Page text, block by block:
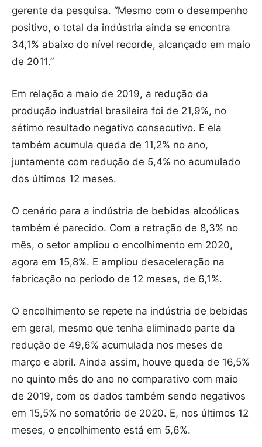
gerente da pesquisa. “Mesmo com o desempenho
positivo, o total da indústria ainda se encontra
34,1% abaixo do nível recorde, alcançado em maio
de 2011.”
Em relação a maio de 2019, a redução da
produção industrial brasileira foi de 21,9%, no
sétimo resultado negativo consecutivo. E ela
também acumula queda de 11,2% no ano,
juntamente com redução de 5,4% no acumulado
dos últimos 12 meses.
O cenário para a indústria de bebidas alcoólicas
também é parecido. Com a retração de 8,3% no
mês, o setor ampliou o encolhimento em 2020,
agora em 15,8%. E ampliou desaceleração na
fabricação no período de 12 meses, de 6,1%.
O encolhimento se repete na indústria de bebidas
em geral, mesmo que tenha eliminado parte da
redução de 49,6% acumulada nos meses de
março e abril. Ainda assim, houve queda de 16,5%
no quinto mês do ano no comparativo com maio
de 2019, com os dados também sendo negativos
em 15,5% no somatório de 2020. E, nos últimos 12
meses, o encolhimento está em 5,6%.